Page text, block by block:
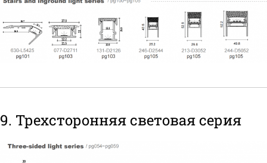
9. Трехсторонняя световая серия